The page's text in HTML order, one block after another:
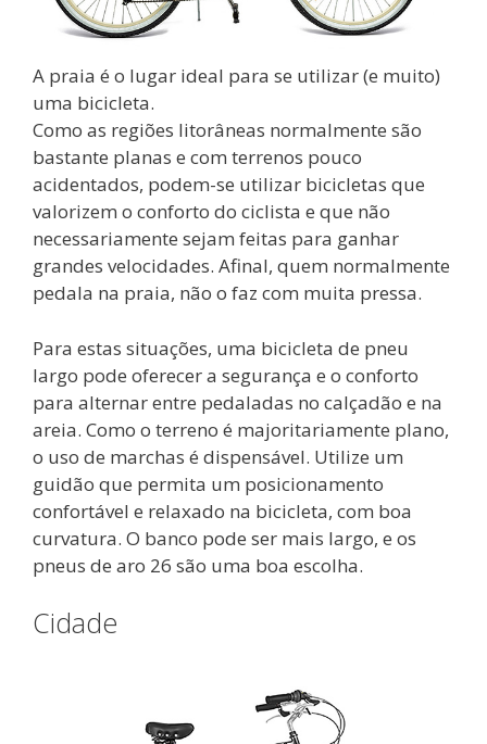
A praia é o lugar ideal para se utilizar (e muito)
uma bicicleta.
Como as regiões litorâneas normalmente são
bastante planas e com terrenos pouco
acidentados, podem-se utilizar bicicletas que
valorizem o conforto do ciclista e que não
necessariamente sejam feitas para ganhar
grandes velocidades. Afinal, quem normalmente
pedala na praia, não o faz com muita pressa.
Para estas situações, uma bicicleta de pneu
largo pode oferecer a segurança e o conforto
para alternar entre pedaladas no calçadão e na
areia. Como o terreno é majoritariamente plano,
o uso de marchas é dispensável. Utilize um
guidão que permita um posicionamento
confortável e relaxado na bicicleta, com boa
curvatura. O banco pode ser mais largo, e os
pneus de aro 26 são uma boa escolha.
Cidade